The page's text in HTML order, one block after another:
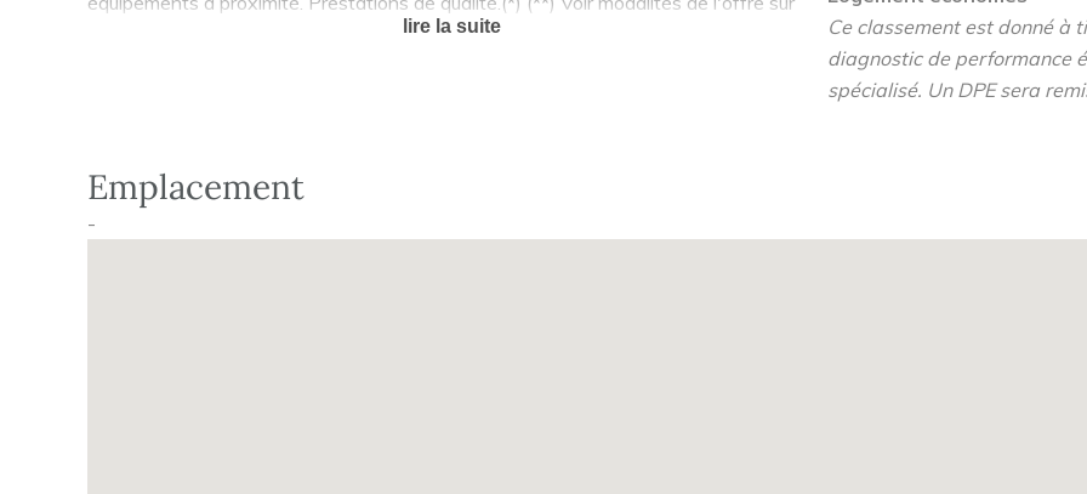
lire la suite
Ce classement est donné à
diagnostic de performance
spécialisé. Un DPE sera
Emplacement
-